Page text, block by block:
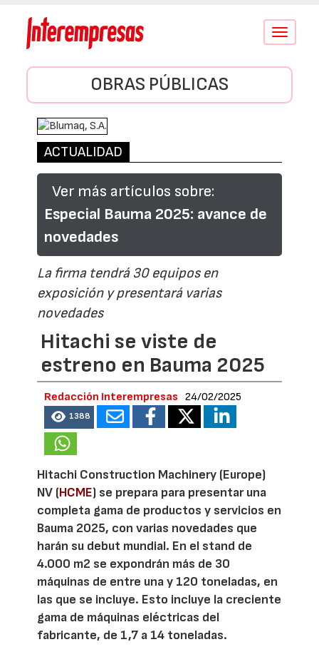
Conmutar
OBRAS PÚBLICAS
ACTUALIDAD
Ver más artículos sobre:
Especial Bauma 2025: avance de
novedades
La firma tendrá 30 equipos en
exposición y presentará varias
novedades
Hitachi se viste de
estreno en Bauma 2025
Redacción Interempresas 24/02/2025
1388
Hitachi Construction Machinery (Europe)
NV (HCME) se prepara para presentar una
completa gama de productos y servicios en
Bauma 2025, con varias novedades que
harán su debut mundial. En el stand de
4.000 m2 se expondrán más de 30
máquinas de entre una y 120 toneladas, en
las que se incluye. Esto incluye la creciente
gama de máquinas eléctricas del
fabricante, de 1,7 a 14 toneladas.